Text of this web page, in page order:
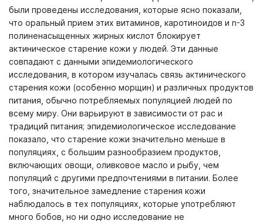
были проведены исследования, которые ясно показали,
что оральный прием этих витаминов, каротиноидов и n-3
полиненасыщенных жирных кислот блокирует
актиническое старение кожи у людей. Эти данные
совпадают с данными эпидемиологического
исследования, в котором изучалась связь актинического
старения кожи (особенно морщин) и различных продуктов
питания, обычно потребляемых популяцией людей по
всему миру. Они варьируют в зависимости от рас и
традиций питания; эпидемиологическое исследование
показало, что старение кожи значительно меньше в
популяциях, с большим разнообразием продуктов,
включающих овощи, оливковое масло и рыбу, чем
популяций с другими предпочтениями в питании. Более
того, значительное замедление старения кожи
наблюдалось в тех популяциях, которые употребляют
много бобов, но ни одно исследование не